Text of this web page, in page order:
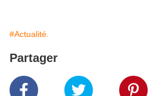
#Actualité.
Partager